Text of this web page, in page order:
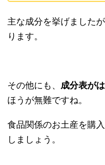
主な成分を挙げました
ります。
その他にも、 成分表が
ほうが無難ですね。
食品関係のお土産を購
しましょう。